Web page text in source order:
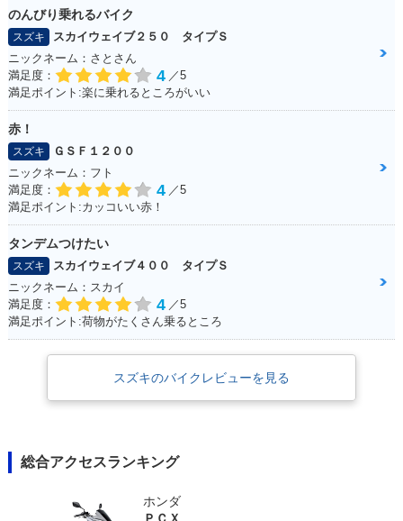
のんびり乗れるバイク
スズキ
スカイウェイブ２５０ タイプＳ
ニックネーム：さとさん
満足度：
4 ／5
満足ポイント:楽に乗れるところがいい
赤！
スズキ
ＧＳＦ１２００
ニックネーム：フト
満足度：
4 ／5
満足ポイント:カッコいい赤！
タンデムつけたい
スズキ
スカイウェイブ４００ タイプＳ
ニックネーム：スカイ
満足度：
4 ／5
満足ポイント:荷物がたくさん乗るところ
スズキのバイクレビューを見る
総合アクセスランキング
ホンダ